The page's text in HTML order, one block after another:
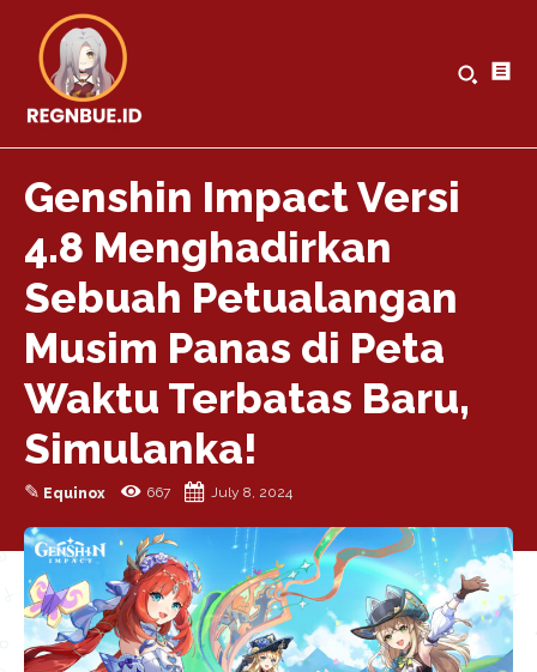
Genshin Impact Versi
4.8 Menghadirkan
Sebuah Petualangan
Musim Panas di Peta
Waktu Terbatas Baru,
Simulanka!
✎ Equinox 667 July 8, 2024